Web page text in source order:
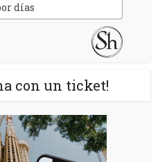
días
con un ticket!